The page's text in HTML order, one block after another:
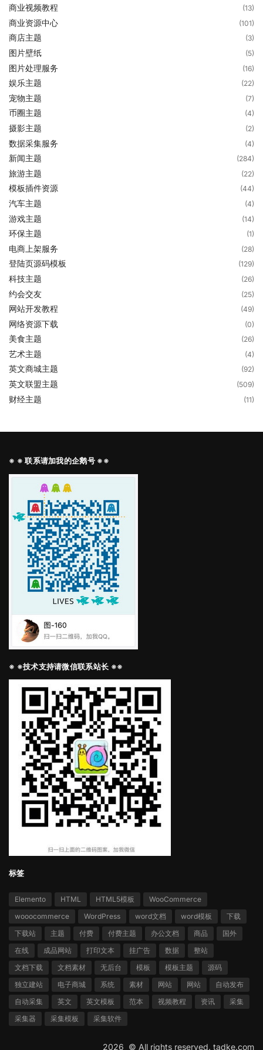
商业视频教程 (13)
商业资源中心 (101)
商店主题 (3)
图片壁纸 (5)
图片处理服务 (16)
娱乐主题 (22)
宠物主题 (7)
币圈主题 (4)
摄影主题 (2)
数据采集服务 (4)
新闻主题 (284)
旅游主题 (22)
模板插件资源 (44)
汽车主题 (4)
游戏主题 (14)
环保主题 (1)
电商上架服务 (28)
登陆页源码模板 (129)
科技主题 (26)
约会交友 (25)
网站开发教程 (49)
网络资源下载 (0)
美食主题 (26)
艺术主题 (4)
英文商城主题 (92)
英文联盟主题 (509)
财经主题 (11)
※ ※ 联系请加我的企鹅号 ※※
※ ※技术支持请微信联系站长 ※※
标签
Elemento HTML HTML5模板
WooCommerce
wooocommerce
WordPress word文档 word模板
下载
下载站
主题 付费 付费主题 办公文档 商品
国外
在线
成品网站 打印文本 挂广告 数据
整站
文档下载
文档素材 无后台 模板 模板主题
源码
独立建站
电子商城 系统 素材 网站 网站
自动发布
自动采集
英文 英文模板 范本 视频教程 资讯
采集
采集器
采集模板 采集软件
2026 © All rights reserved. tadke.com